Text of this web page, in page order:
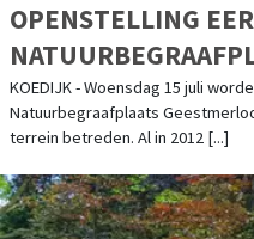
OPENSTELLING
HOLLAND
KOEDIJK - Woensdag 15 juli
Natuurbegraafplaats
terrein betreden. Al in 2012 [...]